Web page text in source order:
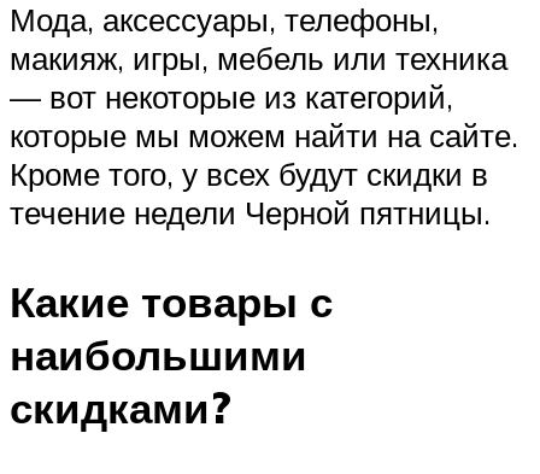
Мода, аксессуары, телефоны,
макияж, игры, мебель или техника
— вот некоторые из категорий,
которые мы можем найти на сайте.
Кроме того, у всех будут скидки в
течение недели Черной пятницы.
Какие товары с
наибольшими
скидками?